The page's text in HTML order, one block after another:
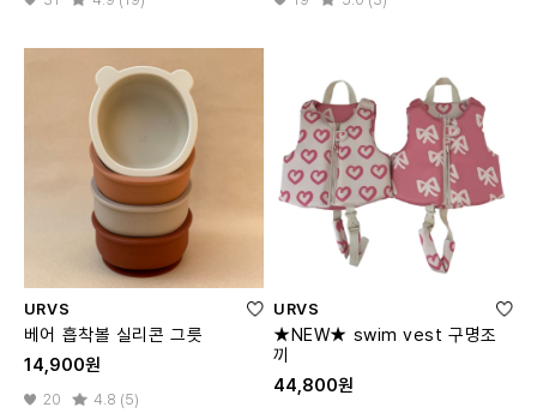
URVS
베어 흡착볼 실리콘 그릇
14,900원
20 4.8 (5)
URVS
★NEW★ swim vest 구명조
끼
44,800원